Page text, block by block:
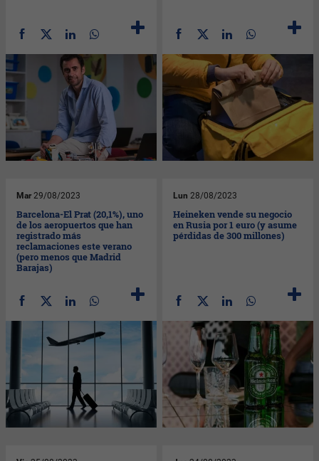
Mar 29/08/2023
Barcelona-El Prat (20,1%), uno
de los aeropuertos que han
registrado más
reclamaciones este verano
(pero menos que Madrid
Barajas)
Lun 28/08/2023
Heineken vende su negocio
en Rusia por 1 euro (y asume
pérdidas de 300 millones)